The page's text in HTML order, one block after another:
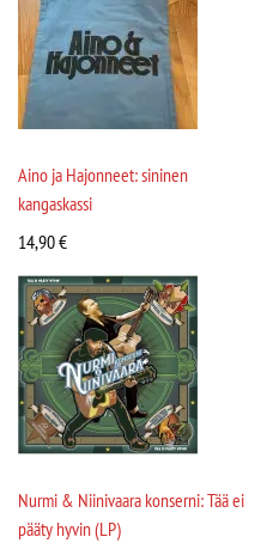
Aino ja Hajonneet: sininen
kangaskassi
14,90€
Nurmi & Niinivaara konserni: Tää ei
pääty hyvin (LP)